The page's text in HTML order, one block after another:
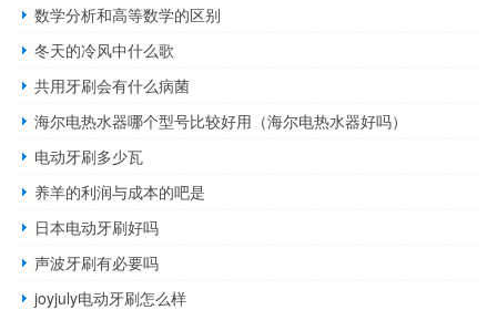
数学分析和高等数学的区别
冬天的冷风中什么歌
共用牙刷会有什么病菌
海尔电热水器哪个型号比较好用（海尔电热水器好吗）
电动牙刷多少瓦
养羊的利润与成本的吧是
日本电动牙刷好吗
声波牙刷有必要吗
joyjuly电动牙刷怎么样